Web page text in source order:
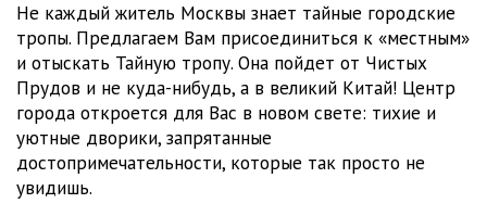
Не каждый житель Москвы знает тайные городские
тропы. Предлагаем Вам присоединиться к «местным»
и отыскать Тайную тропу. Она пойдет от Чистых
Прудов и не куда-нибудь, а в великий Китай! Центр
города откроется для Вас в новом свете: тихие и
уютные дворики, запрятанные
достопримечательности, которые так просто не
увидишь.